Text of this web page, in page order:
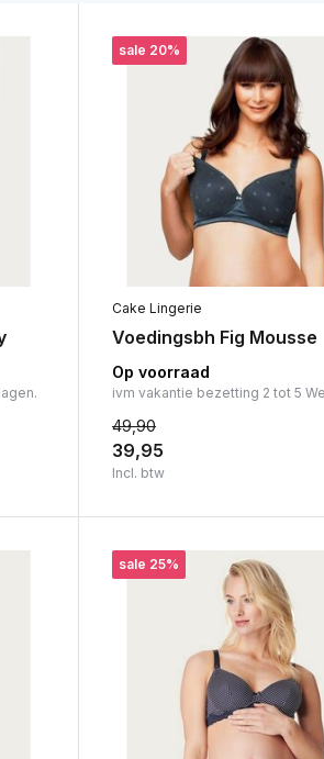
sale 20%
Cake Lingerie
Voedingsbh Fig Mousse
Op voorraad
ivm vakantie bezetting 2 tot 5
49,90
39,95
Incl. btw
sale 25%